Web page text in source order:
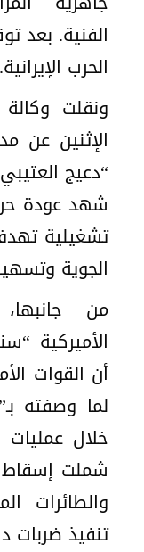
الفنية. بعد
الحرب الإيرانية.
ونقلت وكالة
الإثنين عن
شهد عودة
تشغيلية
الجوية
من جانبها،
الأميركية
أن القوات
لما وصفته
شملت إسقاط
والطائرات
تنفيذ ضربات